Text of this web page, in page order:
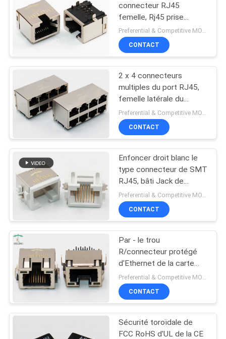
DEMANDEZ
UNE
CITATION
PLAN
DU
SITE
POLITIQUE
MATIÈRE
PROTECTION
DE
VIE
PRIVÉE
Carte PCB Rj45
Jack
16
rj45 100base t
11
1000Base T RJ45
12
connecteur RJ45
femelle, Rj45 prise
femelle RoHS conformePreferential & Competitive MOQ:3000
CONTACT
2 x 4 connecteurs
multiples du port RJ45,
femelle latérale du
connecteur RJ45
d'entrée de 90 degrés
Preferential & Competitive MOQ:3000
CONTACT
Enfoncer droit blanc le
type connecteur de SMT
RJ45, bâti Jack de
surface de 8P8C RJ45
CONTACT
Par - le trou
R/connecteur protégé
d'Ethernet de la carte
PCB RJ45 Jack avec
des étiquettes d'IEM
CONTACT
Sécurité toroïdale de
FCC RoHS d'UL de la CE